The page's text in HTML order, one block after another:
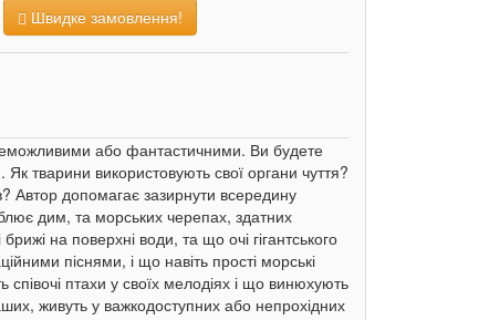
Швидке замовлення!
або фантастичними. Ви будете
Як тварини використовують свої органи чуття?
Автор допомагає зазирнути всередину
дим, та морських черепах, здатних
на поверхні води, та що очі гігантського
піснями, і що навіть прості морські
птахи у своїх мелодіях і що винюхують
живуть у важкодоступних або непрохідних